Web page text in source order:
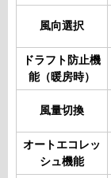
風向選択
ドラフト防止機
能（暖房時）
風量切換
オートエコレッ
シュ機能